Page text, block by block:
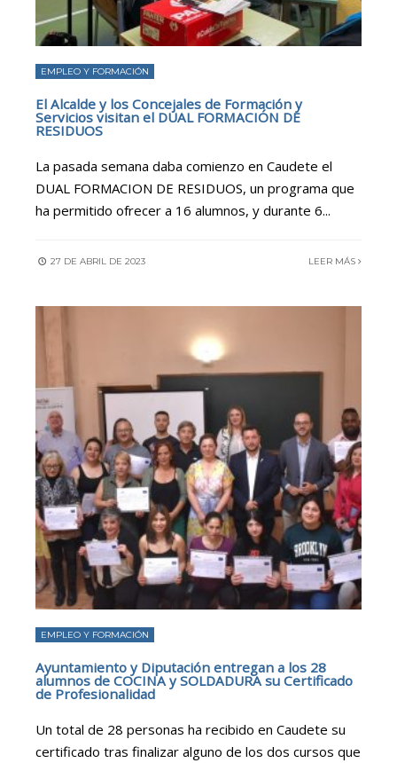
EMPLEO Y FORMACIÓN
El Alcalde y los Concejales de Formación y
Servicios visitan el DUAL FORMACIÓN DE
RESIDUOS
La pasada semana daba comienzo en Caudete el
DUAL FORMACION DE RESIDUOS, un programa que
ha permitido ofrecer a 16 alumnos, y durante 6...
27 DE ABRIL DE 2023 LEER MÁS
EMPLEO Y FORMACIÓN
Ayuntamiento y Diputación entregan a los 28
alumnos de COCINA y SOLDADURA su Certificado
de Profesionalidad
Un total de 28 personas ha recibido en Caudete su
certificado tras finalizar alguno de los dos cursos que